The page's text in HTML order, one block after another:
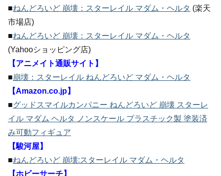
■ねんどろいど 崩壊：スターレイル マダム・ヘルタ (楽天
市場店)
■ねんどろいど 崩壊：スターレイル マダム・ヘルタ
(Yahooショッピング店)
【アニメイト通販サイト】
■崩壊：スターレイル ねんどろいど マダム・ヘルタ
【Amazon.co.jp】
■グッドスマイルカンパニー ねんどろいど 崩壊 スターレ
イル マダム ヘルタ ノンスケール プラスチック製 塗装済
み可動フィギュア
【駿河屋】
■ねんどろいど 崩壊:スターレイル マダム・ヘルタ
【ホビーサーチ】